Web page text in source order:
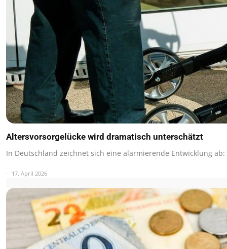
Altersvorsorgelücke wird dramatisch unterschätzt
In Deutschland zeichnet sich eine alarmierende Entwicklung
17. April 2026